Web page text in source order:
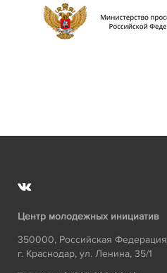
Центр молодежных инициатив
350000, Российская Федерация
г. Краснодар, ул. Ленина, 35/1